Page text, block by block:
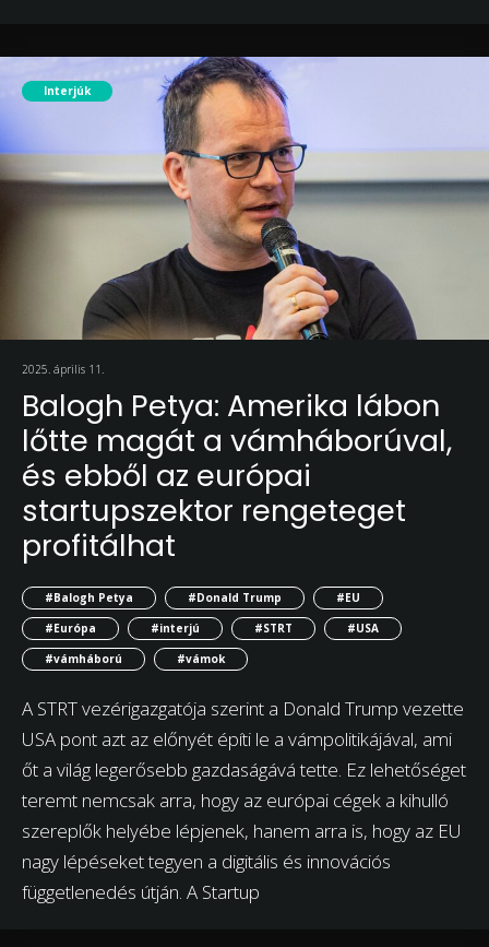
Interjúk
2025. április 11.
Balogh Petya: Amerika lábon
lőtte magát a vámháborúval,
és ebből az európai
startupszektor rengeteget
profitálhat
#Balogh Petya #Donald Trump
#EU
#Európa
#interjú #STRT
#USA
#vámháború
#vámok
A STRT vezérigazgatója szerint a Donald Trump vezette
USA pont azt az előnyét építi le a vámpolitikájával, ami
őt a világ legerősebb gazdaságává tette. Ez lehetőséget
teremt nemcsak arra, hogy az európai cégek a kihulló
szereplők helyébe lépjenek, hanem arra is, hogy az EU
nagy lépéseket tegyen a digitális és innovációs
függetlenedés útján. A Startup